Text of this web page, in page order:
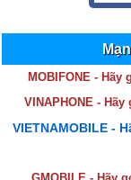
MOBIFONE -
VINAPHONE -
VIETNAMOBILE -